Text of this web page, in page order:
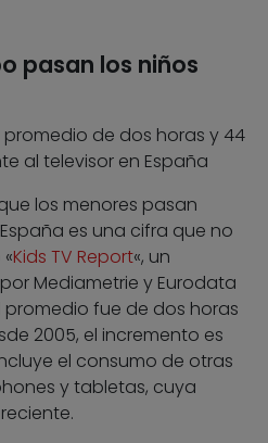
pasan los niños
de dos horas y 44
al televisor en España
los menores pasan
es una cifra que no
Kids TV Report«, un
Mediametrie y Eurodata
promedio fue de dos horas
2005, el incremento es
el consumo de otras
y tabletas, cuya